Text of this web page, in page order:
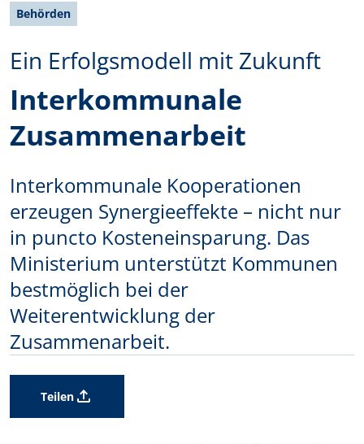
Behörden
Ein Erfolgsmodell mit Zukunft
Interkommunale
Zusammenarbeit
Interkommunale Kooperationen
erzeugen Synergieeffekte – nicht nur
in puncto Kosteneinsparung. Das
Ministerium unterstützt Kommunen
bestmöglich bei der
Weiterentwicklung der
Zusammenarbeit.
Teilen